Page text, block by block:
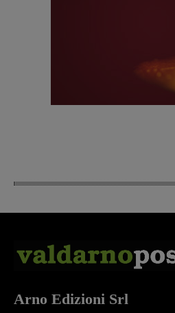
Arno Edizioni Srl